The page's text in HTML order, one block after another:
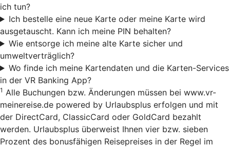
ich tun?
Ich bestelle eine neue Karte oder meine Karte wird
ausgetauscht. Kann ich meine PIN behalten?
Wie entsorge ich meine alte Karte sicher und
umweltverträglich?
Wo finde ich meine Kartendaten und die Karten-Services
in der VR Banking App?
1 Alle Buchungen bzw. Änderungen müssen bei www.vr-
meinereise.de powered by Urlaubsplus erfolgen und mit
der DirectCard, ClassicCard oder GoldCard bezahlt
werden. Urlaubsplus überweist Ihnen vier bzw. sieben
Prozent des bonusfähigen Reisepreises in der Regel im